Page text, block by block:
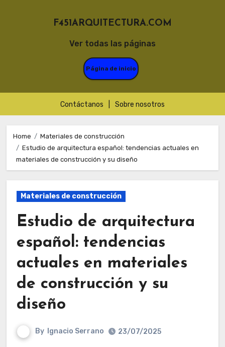
Ver todas las páginas
F451ARQUITECTURA.COM
Página de inicio
Contáctanos Sobre nosotros
content
Home
Materiales de construcción
Estudio de arquitectura español: tendencias actuales en
materiales de construcción y su diseño
Materiales de construcción
Estudio de arquitectura
español: tendencias
actuales en materiales
de construcción y su
diseño
By Ignacio Serrano 23/07/2025